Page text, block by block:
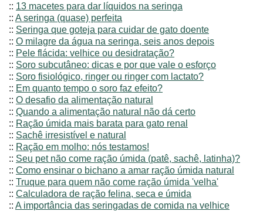
:: 13 macetes para dar líquidos na seringa
:: A seringa (quase) perfeita
:: Seringa que goteja para cuidar de gato doente
:: O milagre da água na seringa, seis anos depois
:: Pele flácida: velhice ou desidratação?
:: Soro subcutâneo: dicas e por que vale o esforço
:: Soro fisiológico, ringer ou ringer com lactato?
:: Em quanto tempo o soro faz efeito?
:: O desafio da alimentação natural
:: Quando a alimentação natural não dá certo
:: Ração úmida mais barata para gato renal
:: Sachê irresistível e natural
:: Ração em molho: nós testamos!
:: Seu pet não come ração úmida (patê, sachê, latinha)?
:: Como ensinar o bichano a amar ração úmida natural
:: Truque para quem não come ração úmida 'velha'
:: Calculadora de ração felina, seca e úmida
:: A importância das seringadas de comida na velhice